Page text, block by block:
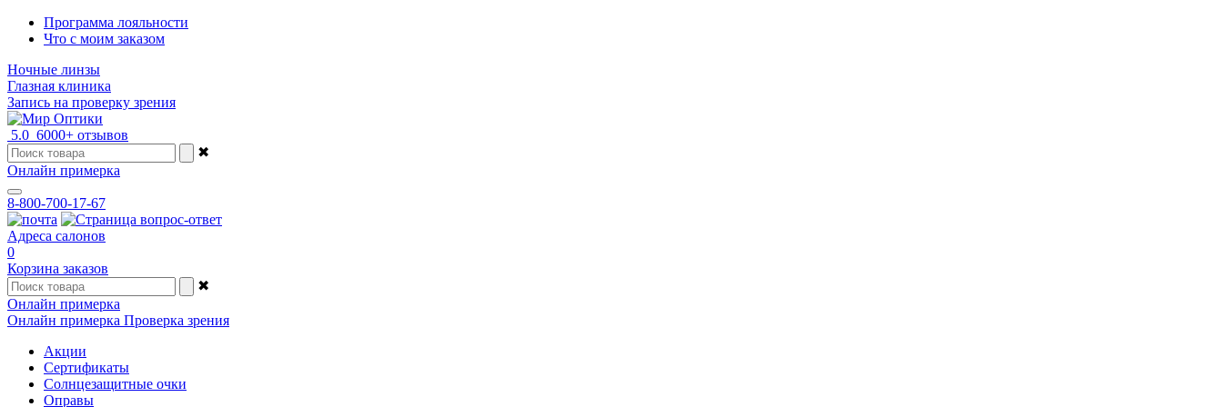
Программа лояльности
Что с моим заказом
Ночные линзы
Глазная клиника
Запись на проверку зрения
5.0 6000+ отзывов
✖
Онлайн примерка
8-800-700-17-67
Адреса салонов
0
Корзина заказов
✖
Онлайн примерка
Онлайн примерка Проверка зрения
Акции
Сертификаты
Солнцезащитные очки
Оправы